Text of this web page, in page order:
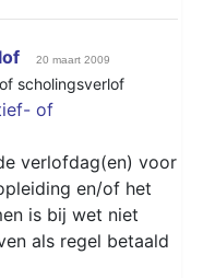
20 maart 2009
scholingsverlof
of
verlofdag(en) voor
en/of het
is bij wet niet
als regel betaald